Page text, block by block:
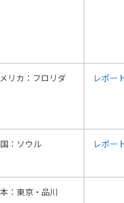
リカ：フロリダ レポー
：ソウル レポー
：東京・品川